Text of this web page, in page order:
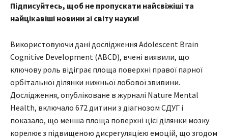
Підписуйтесь, щоб не пропускати найсвіжіші та
найцікавіші новини зі світу науки!
Використовуючи дані дослідження Adolescent Brain
Cognitive Development (ABCD), вчені виявили, що
ключову роль відіграє площа поверхні правої парної
орбітальної ділянки нижньої лобової звивини.
Дослідження, опубліковане в журналі Nature Mental
Health, включало 672 дитини з діагнозом СДУГ і
показало, що менша площа поверхні цієї ділянки мозку
корелює з підвищеною дисрегуляцією емоцій, що згодом